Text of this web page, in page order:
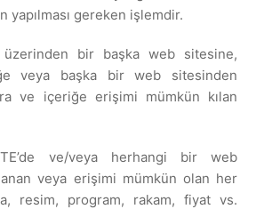
gereken işlemdir.
üzerinden bir başka web sitesine,
veya başka bir web sitesinden
ve içeriğe erişimi mümkün kılan
ve/veya herhangi bir web
veya erişimi mümkün olan her
resim, program, rakam, fiyat vs.